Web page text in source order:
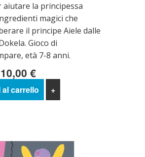
la principessa
magici che
il principe Aiele dalle
Gioco di
età 7-8 anni.
10,00 €
carrello +